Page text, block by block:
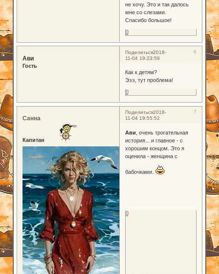
не хочу. Это и так далось
мне со слезами.
Спасибо большое!
0
Поделиться 6
2018-
11-04 19:23:59
Ави
Гость
Как к детям?
Эээ, тут проблема!
0
Поделиться 7
2018-
11-04 19:55:52
Санна
Капитан
Ави , очень трогательная
история... и главное - с
хорошим концом. Это я
оценила - женщина с
бабочками.
0